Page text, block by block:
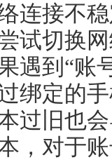
连接不
试切换
遇到“账
绑定的
过旧也
，对于